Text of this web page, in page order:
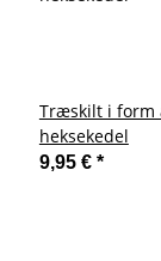
Træskilt i form
heksekedel
9,95 € *